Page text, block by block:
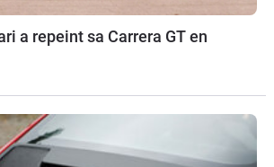
a repeint sa Carrera GT en